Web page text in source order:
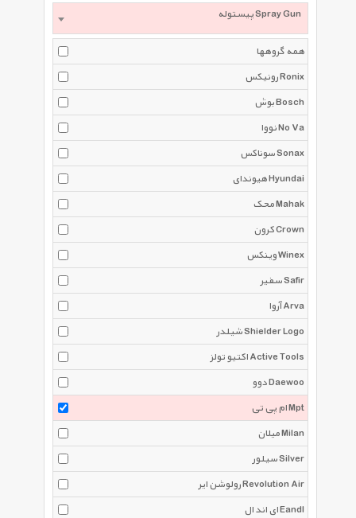
پیستوله Spray Gun
همه گروهها
رونیکس Ronix
بوش Bosch
نووا No Va
سوناکس Sonax
هیوندای Hyundai
محک Mahak
کرون Crown
وینکس Winex
سفیر Safir
آروا Arva
شیلدر Shielder Logo
اکتیو تولز Active Tools
دوو Daewoo
ام پی تی Mpt
میلان Milan
سیلور Silver
رولوشن ایر Revolution Air
ای اند ال Eandl